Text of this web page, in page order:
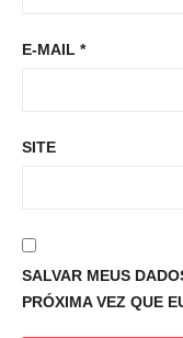
E-MAIL *
SITE
SALVAR MEUS
PRÓXIMA VEZ QUE